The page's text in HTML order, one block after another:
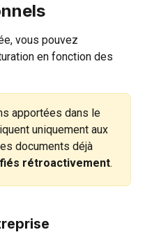
vous pouvez
en fonction des
apportées dans le
uniquement aux
documents déjà
rétroactivement.